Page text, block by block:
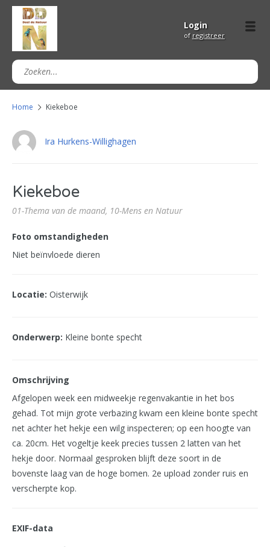
Login
of registreer
Home Kiekeboe
Ira Hurkens-Willighagen
Kiekeboe
01-Thema van de maand, 10-Mens en Natuur
Foto omstandigheden
Niet beïnvloede dieren
Locatie: Oisterwijk
Onderwerp: Kleine bonte specht
Omschrijving
Afgelopen week een midweekje regenvakantie in het bos
gehad. Tot mijn grote verbazing kwam een kleine bonte specht
net achter het hekje een wilg inspecteren; op een hoogte van
ca. 20cm. Het vogeltje keek precies tussen 2 latten van het
hekje door. Normaal gesproken blijft deze soort in de
bovenste laag van de hoge bomen. 2e upload zonder ruis en
verscherpte kop.
EXIF-data